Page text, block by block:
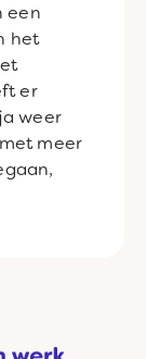
een
het
er
weer
meer